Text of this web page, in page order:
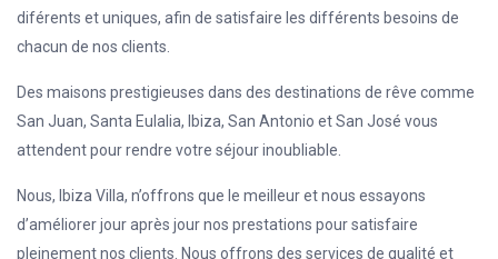
diférents et uniques, afin de satisfaire les différents besoins de
chacun de nos clients.
Des maisons prestigieuses dans des destinations de rêve comme
San Juan, Santa Eulalia, Ibiza, San Antonio et San José vous
attendent pour rendre votre séjour inoubliable.
Nous, Ibiza Villa, n’offrons que le meilleur et nous essayons
d’améliorer jour après jour nos prestations pour satisfaire
pleinement nos clients. Nous offrons des services de qualité et